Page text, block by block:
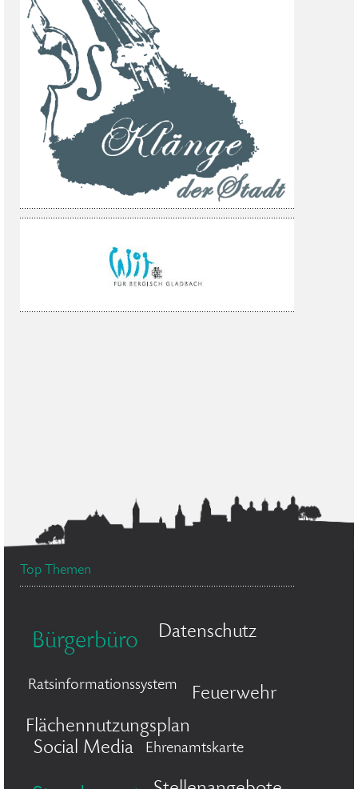
Top Themen
Bürgerbüro Datenschutz
Ratsinformationssystem
Feuerwehr
Flächennutzungsplan
Social Media
Ehrenamtskarte